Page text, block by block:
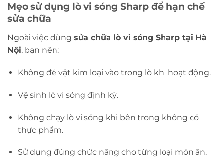
Mẹo sử dụng lò vi sóng Sharp để hạn chế
sửa chữa
Ngoài việc dùng sửa chữa lò vi sóng Sharp tại Hà
Nội, bạn nên:
Không để vật kim loại vào trong lò khi hoạt động.
Vệ sinh lò vi sóng định kỳ.
Không chạy lò vi sóng khi bên trong không có
thực phẩm.
Sử dụng đúng chức năng cho từng loại món ăn.